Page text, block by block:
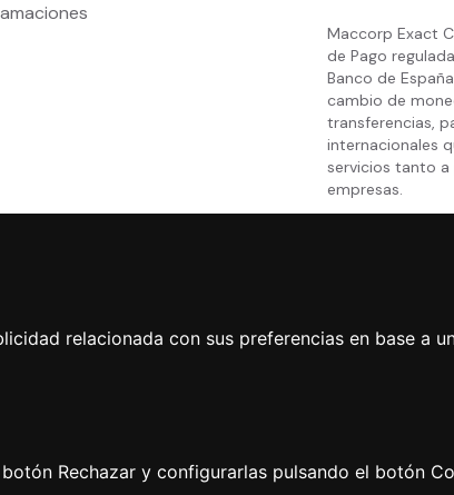
relacionada con sus preferencias en base a
Rechazar y configurarlas pulsando el botón
Maccorp Exact
de Pago
Banco de
cambio de
transferencias,
internacionales
servicios tanto
empresas.
o resérvala